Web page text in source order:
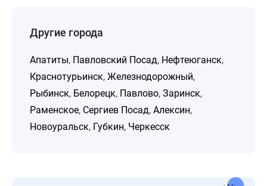
Другие города
Апатиты, Павловский Посад, Нефтеюганск,
Краснотурьинск, Железнодорожный,
Рыбинск, Белорецк, Павлово, Заринск,
Раменское, Сергиев Посад, Алексин,
Новоуральск, Губкин, Черкесск